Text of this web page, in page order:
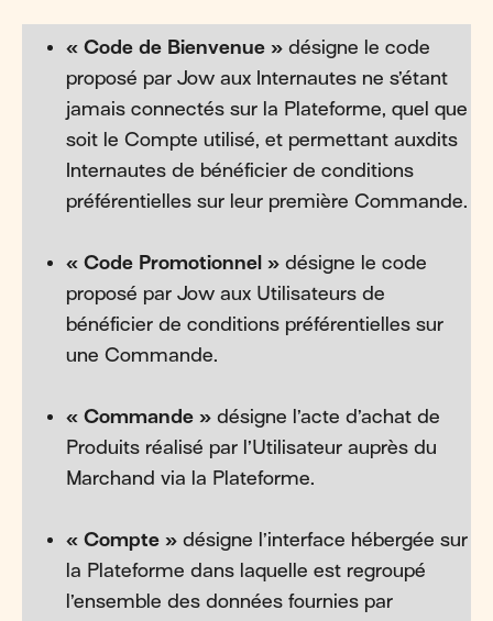
« Code de Bienvenue » désigne le code
proposé par Jow aux Internautes ne s’étant
jamais connectés sur la Plateforme, quel que
soit le Compte utilisé, et permettant auxdits
Internautes de bénéficier de conditions
préférentielles sur leur première Commande.
« Code Promotionnel » désigne le code
proposé par Jow aux Utilisateurs de
bénéficier de conditions préférentielles sur
une Commande.
« Commande » désigne l’acte d’achat de
Produits réalisé par l’Utilisateur auprès du
Marchand via la Plateforme.
« Compte » désigne l’interface hébergée sur
la Plateforme dans laquelle est regroupé
l’ensemble des données fournies par